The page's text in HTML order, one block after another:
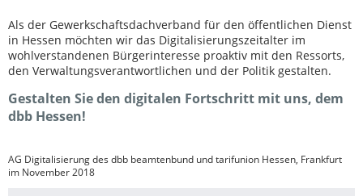
Als der Gewerkschaftsdachverband für den öffentlichen Dienst
in Hessen möchten wir das Digitalisierungszeitalter im
wohlverstandenen Bürgerinteresse proaktiv mit den Ressorts,
den Verwaltungsverantwortlichen und der Politik gestalten.
Gestalten Sie den digitalen Fortschritt mit uns, dem
dbb Hessen!
AG Digitalisierung des dbb beamtenbund und tarifunion Hessen, Frankfurt
im November 2018